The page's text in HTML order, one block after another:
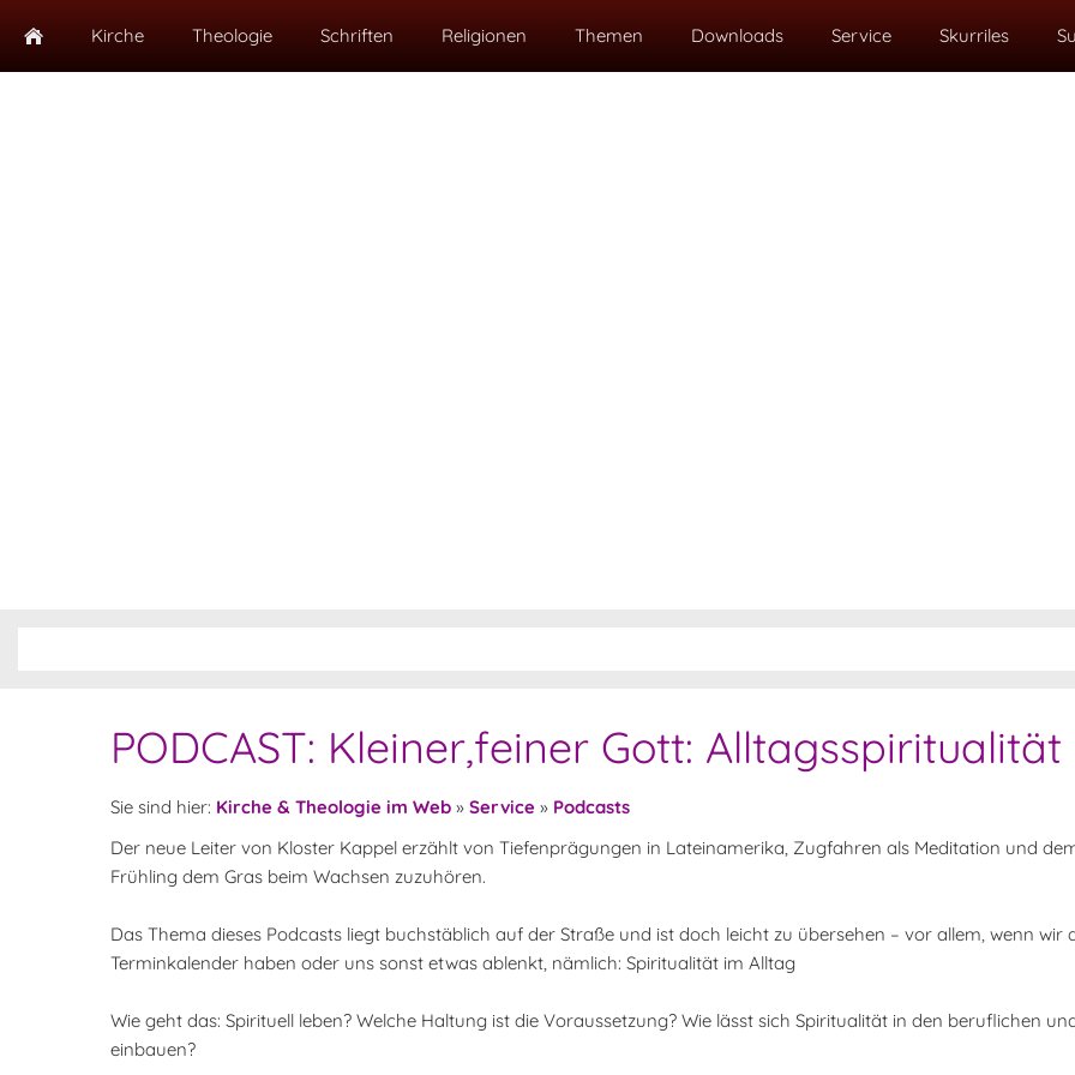
Kirche Theologie Schriften Religionen Themen Downloads Service Skurriles
PODCAST: Kleiner,feiner Gott: Alltagsspiritualität
Sie sind hier: Kirche & Theologie im Web » Service » Podcasts
Der neue Leiter von Kloster Kappel erzählt von Tiefenprägungen in Lateinamerika, Zugfahren als Meditation und
Frühling dem Gras beim Wachsen zuzuhören.
Das Thema dieses Podcasts liegt buchstäblich auf der Straße und ist doch leicht zu übersehen – vor allem, wenn wir
Terminkalender haben oder uns sonst etwas ablenkt, nämlich: Spiritualität im Alltag
Wie geht das: Spirituell leben? Welche Haltung ist die Voraussetzung? Wie lässt sich Spiritualität in den beruflichen
einbauen?